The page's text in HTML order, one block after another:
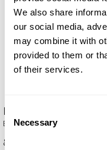
We also share
our social media,
may combine it with
provided to them or
of their services.
Consent
Selection
Necessary
Blue
Eau de Parfum 15ml
8,35 €